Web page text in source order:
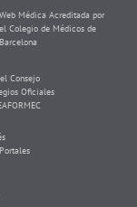
Web Médica Acreditada por
el Colegio de Médicos de
Barcelona
Consejo
Oficiales